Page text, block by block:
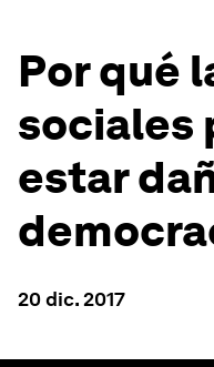
Por qué
sociales
estar
20 dic. 2017